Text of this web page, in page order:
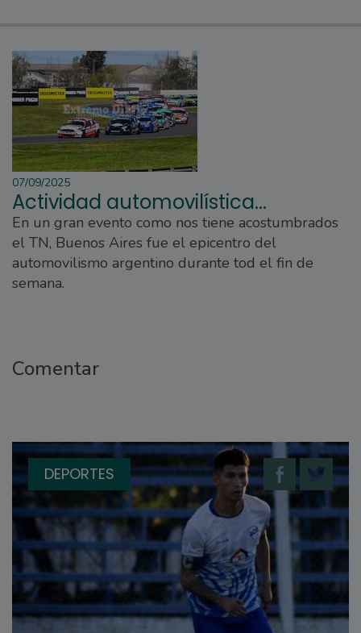
07/09/2025
Actividad automovilística...
En un gran evento como nos tiene acostumbrados
el TN, Buenos Aires fue el epicentro del
automovilismo argentino durante tod el fin de
semana.
Comentar
DEPORTES